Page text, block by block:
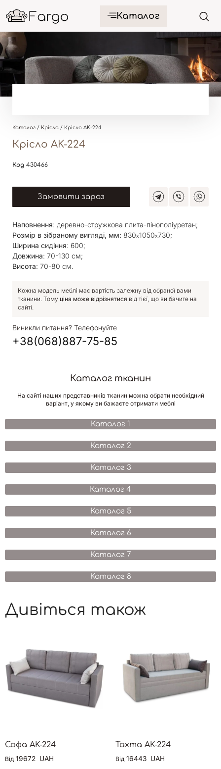
Каталог
Каталог / Крісла / Крісло AK-224
Крісло AK-224
Код 430466
Замовити зараз
Наповнення: деревно-стружкова плита-пінополіуретан;
Розмір в зібраному вигляді, мм: 830х1050х730;
Ширина сидіння: 600;
Довжина: 70-130 см;
Висота: 70-80 см.
Кожна модель меблі має вартість залежну від обраної вами
тканини. Тому ціна може відрізнятися від тієї, що ви бачите на
сайті.
Виникли питання? Телефонуйте
+38(068)887-75-85
Каталог тканин
На сайті наших представників тканин можна обрати необхідний
варіант, у якому ви бажаєте отримати меблі
Каталог 1
Каталог 2
Каталог 3
Каталог 4
Каталог 5
Каталог 6
Каталог 7
Каталог 8
Дивіться також
Софа AK-224
Від 19672 UAH
Тахта AK-224
Від 16443 UAH